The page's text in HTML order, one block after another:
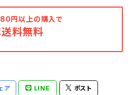
円以上の購入で
料無料
ア LINE ポスト